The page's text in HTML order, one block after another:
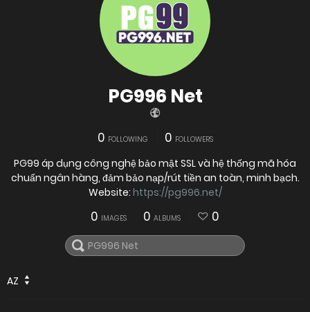
PG996 Net
0 FOLLOWING 0 FOLLOWERS
PG99 áp dụng công nghệ bảo mật SSL và hệ thống mã hóa
chuẩn ngân hàng, đảm bảo nạp/rút tiền an toàn, minh bạch.
Website: https://pg996.net/
0 IMAGES 0 ALBUMS 0
AZ